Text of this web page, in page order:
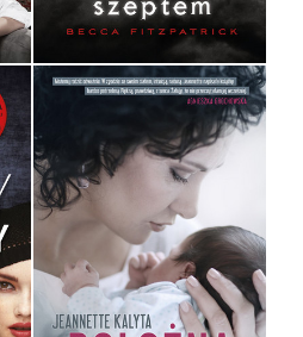
POŁOŻNA
JEANNETTE KALYTA
OPRAWA TWARDA